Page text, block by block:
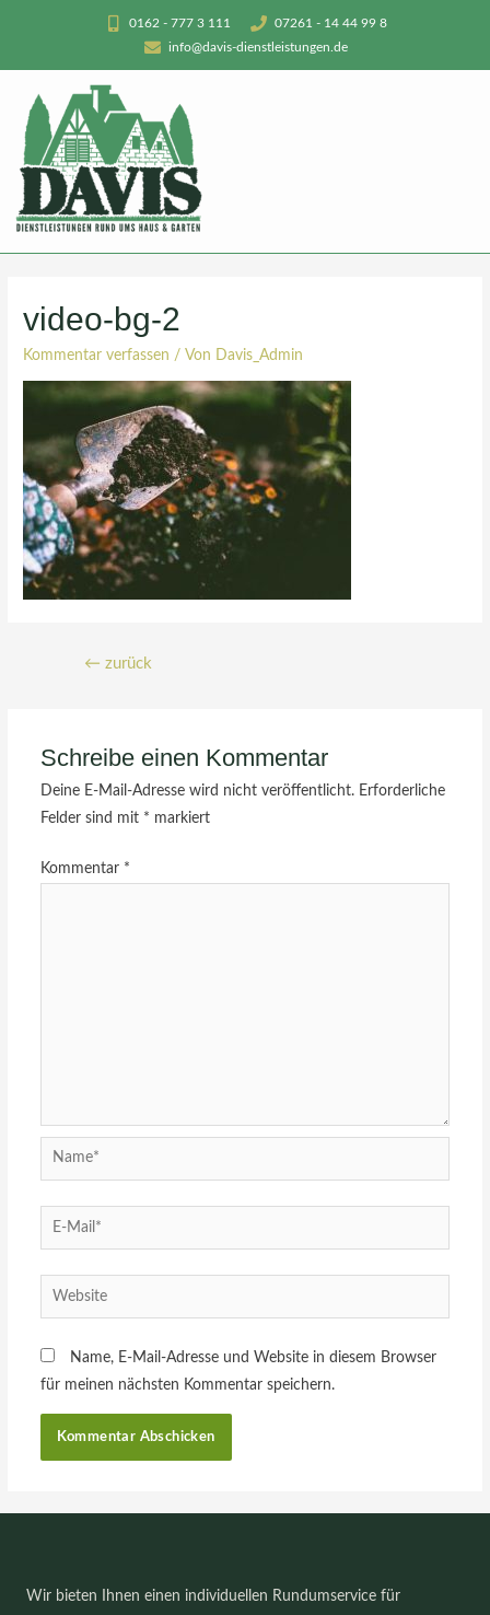
0162 - 777 3 111
07261 - 14 44 99 8
info@davis-dienstleistungen.de
video-bg-2
Kommentar verfassen / Von Davis_Admin
← zurück
Schreibe einen Kommentar
Deine E-Mail-Adresse wird nicht veröffentlicht. Erforderliche
Felder sind mit * markiert
Kommentar *
Name, E-Mail-Adresse und Website in diesem Browser
für meinen nächsten Kommentar speichern.
Wir bieten Ihnen einen individuellen Rundumservice für